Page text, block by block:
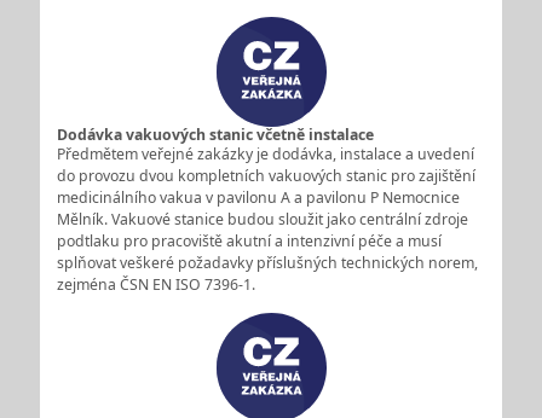
Dodávka vakuových stanic včetně instalace
Předmětem veřejné zakázky je dodávka, instalace a uvedení
do provozu dvou kompletních vakuových stanic pro zajištění
medicinálního vakua v pavilonu A a pavilonu P Nemocnice
Mělník. Vakuové stanice budou sloužit jako centrální zdroje
podtlaku pro pracoviště akutní a intenzivní péče a musí
splňovat veškeré požadavky příslušných technických norem,
zejména ČSN EN ISO 7396‑1.